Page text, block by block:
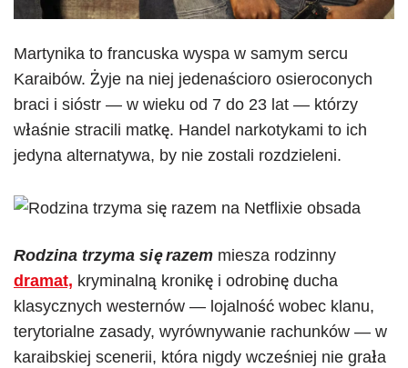
Martynika to francuska wyspa w samym sercu
Karaibów. Żyje na niej jedenaścioro osieroconych
braci i sióstr — w wieku od 7 do 23 lat — którzy
właśnie stracili matkę. Handel narkotykami to ich
jedyna alternatywa, by nie zostali rozdzieleni.
Rodzina trzyma się razem miesza rodzinny
dramat, kryminalną kronikę i odrobinę ducha
klasycznych westernów — lojalność wobec klanu,
terytorialne zasady, wyrównywanie rachunków — w
karaibskiej scenerii, która nigdy wcześniej nie grała